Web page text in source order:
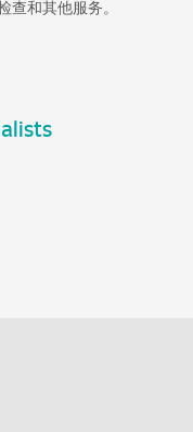
查和其他服务。